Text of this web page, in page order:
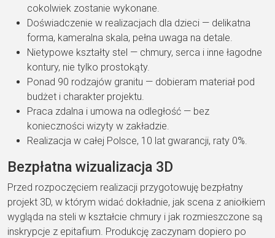
cokolwiek zostanie wykonane.
Doświadczenie w realizacjach dla dzieci — delikatna
forma, kameralna skala, pełna uwaga na detale.
Nietypowe kształty stel — chmury, serca i inne łagodne
kontury, nie tylko prostokąty.
Ponad 90 rodzajów granitu — dobieram materiał pod
budżet i charakter projektu.
Praca zdalna i umowa na odległość — bez
konieczności wizyty w zakładzie.
Realizacja w całej Polsce, 10 lat gwarancji, raty 0%.
Bezpłatna wizualizacja 3D
Przed rozpoczęciem realizacji przygotowuję bezpłatny
projekt 3D, w którym widać dokładnie, jak scena z aniołkiem
wygląda na steli w kształcie chmury i jak rozmieszczone są
inskrypcje z epitafium. Produkcję zaczynam dopiero po